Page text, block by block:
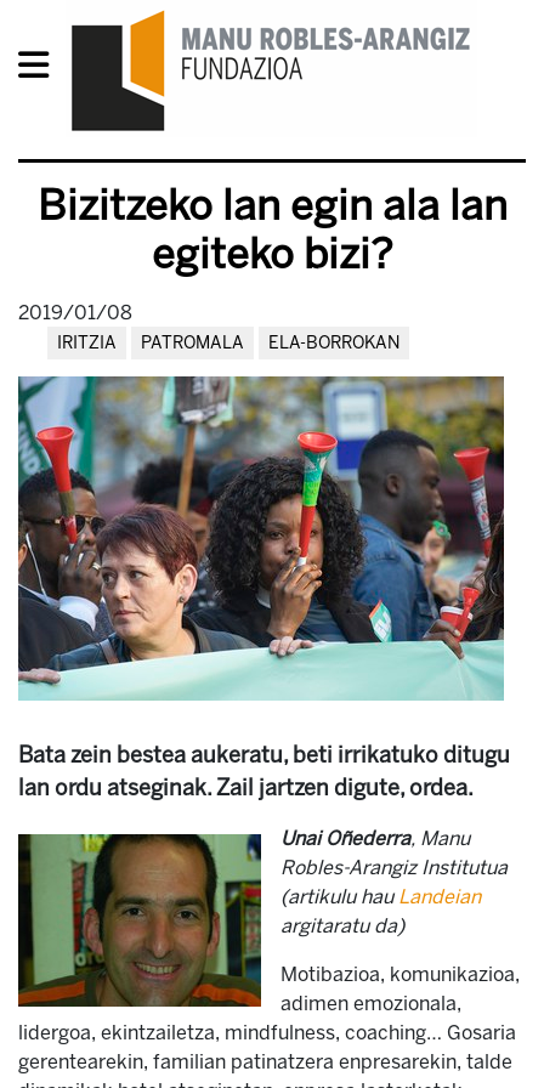
Bizitzeko lan egin ala lan
egiteko bizi?
2019/01/08
IRITZIA PATROMALA ELA-BORROKAN
Bata zein bestea aukeratu, beti irrikatuko ditugu
lan ordu atseginak. Zail jartzen digute, ordea.
Unai Oñederra, Manu
Robles-Arangiz Institutua
(artikulu hauLandeian
argitaratu da)
Motibazioa, komunikazioa,
adimen emozionala,
lidergoa, ekintzailetza, mindfulness, coaching… Gosaria
gerentearekin, familian patinatzera enpresarekin, talde